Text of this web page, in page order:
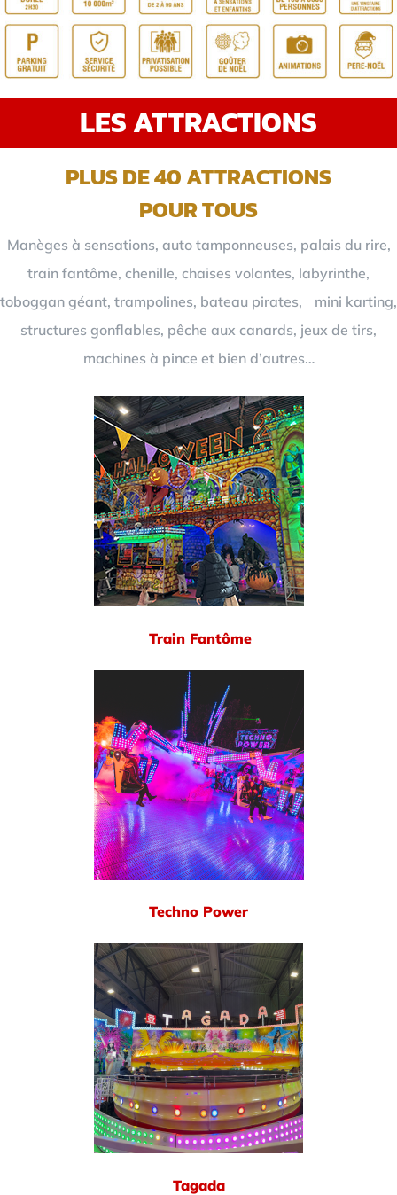
LES ATTRACTIONS
PLUS DE 40 ATTRACTIONS
POUR TOUS
Manèges à sensations, auto tamponneuses, palais du rire,
train fantôme, chenille, chaises volantes, labyrinthe,
toboggan géant, trampolines, bateau pirates, mini karting,
structures gonflables, pêche aux canards, jeux de tirs,
machines à pince et bien d’autres…
Train Fantôme
Techno Power
Tagada